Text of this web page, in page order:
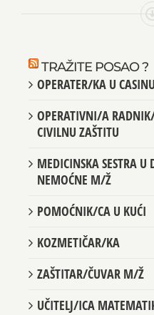
TRAŽITE POSAO ?
OPERATER/KA U CASINU
OPERATIVNI/A
CIVILNU ZAŠTITU
MEDICINSKA SESTRA U
NEMOĆNE M/Ž
POMOĆNIK/CA U KUĆI
KOZMETIČAR/KA
ZAŠTITAR/ČUVAR M/Ž
UČITELJ/ICA